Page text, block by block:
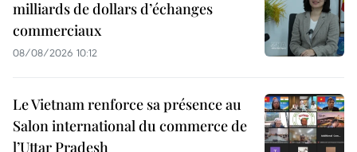
milliards de dollars d’échanges
commerciaux
08/08/2026 10:12
Le Vietnam renforce sa présence au
Salon international du commerce de
l’Uttar Pradesh